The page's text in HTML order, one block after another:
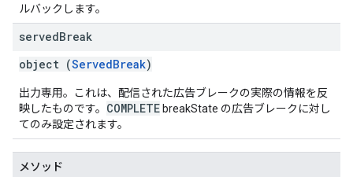
ルバックします。
servedBreak
object (ServedBreak)
出力専用。これは、配信された広告ブレークの実際の情報を反
映したものです。 COMPLETE breakState の広告ブレークに対し
てのみ設定されます。
メソッド